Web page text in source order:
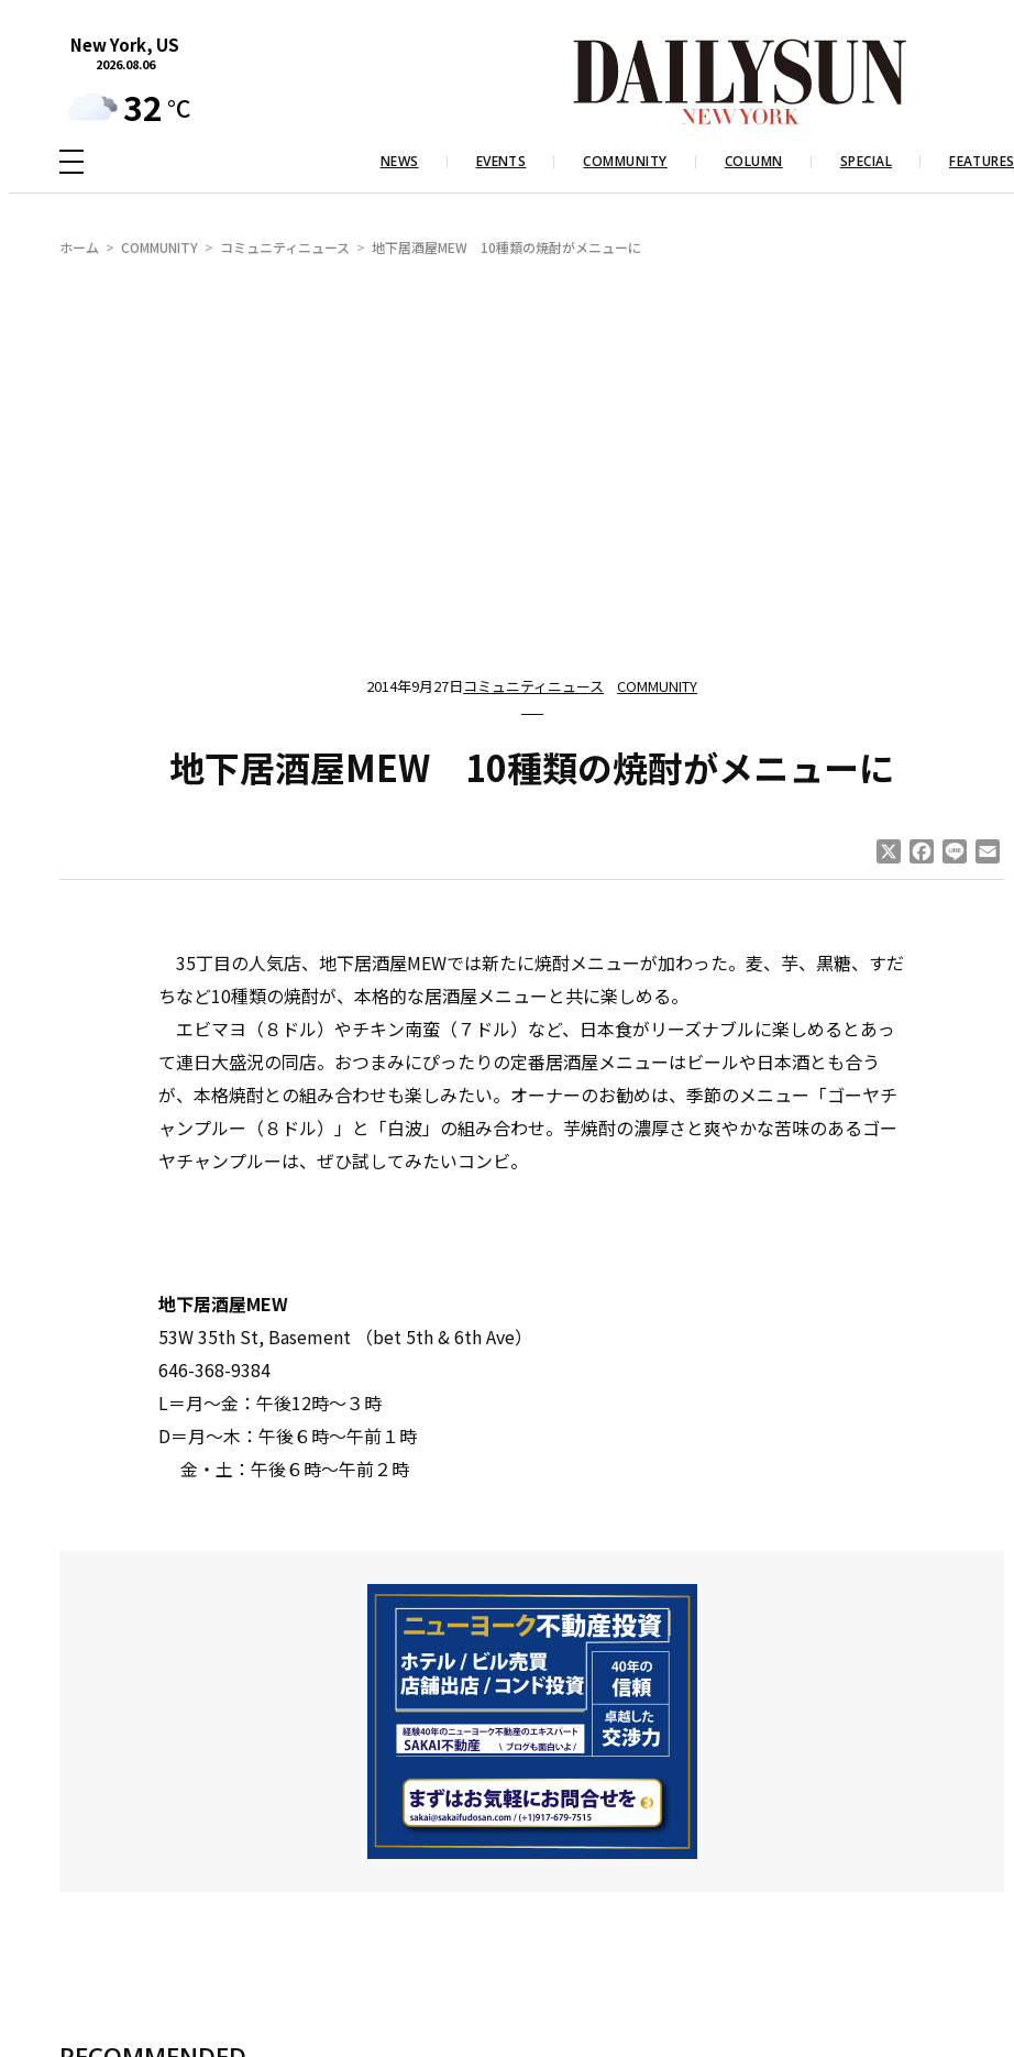
New York, US
2026.08.06
32 °C
NEWS EVENTS COMMUNITY COLUMN SPECIAL FEATURES
ホーム COMMUNITY コミュニティニュース 地下居酒屋MEW 10種類の焼酎がメニューに
2014年9月27日コミュニティニュース COMMUNITY
地下居酒屋MEW 10種類の焼酎がメニューに
Facebook
Line
35丁目の人気店、地下居酒屋MEWでは新たに焼酎メニューが加わった。麦、芋、黒糖、すだ
ちなど10種類の焼酎が、本格的な居酒屋メニューと共に楽しめる。
エビマヨ（８ドル）やチキン南蛮（７ドル）など、日本食がリーズナブルに楽しめるとあっ
て連日大盛況の同店。おつまみにぴったりの定番居酒屋メニューはビールや日本酒とも合う
が、本格焼酎との組み合わせも楽しみたい。オーナーのお勧めは、季節のメニュー「ゴーヤチ
ャンプルー（８ドル）」と「白波」の組み合わせ。芋焼酎の濃厚さと爽やかな苦味のあるゴー
ヤチャンプルーは、ぜひ試してみたいコンビ。
地下居酒屋MEW
53W 35th St, Basement （bet 5th & 6th Ave）
646-368-9384
L＝月～金：午後12時～３時
D＝月～木：午後６時～午前１時
金・土：午後６時～午前２時